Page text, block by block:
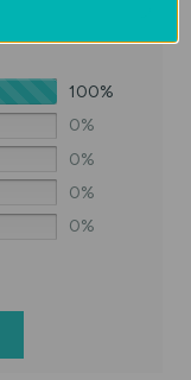
100%
0%
0%
0%
0%